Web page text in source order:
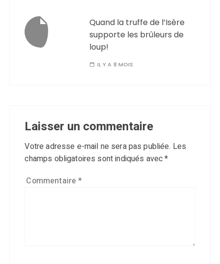
Quand la truffe de l’Isère
supporte les brûleurs de
loup!
IL Y A 8 MOIS
Laisser un commentaire
Votre adresse e-mail ne sera pas publiée. Les
champs obligatoires sont indiqués avec*
Commentaire*